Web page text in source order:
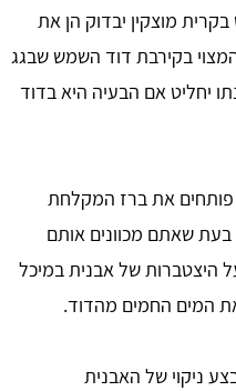
מוצקין יבדוק הן את
בקירבת דוד השמש שבגג
יחליט אם הבעיה היא בדוד
את ברז המקלחת
בעת שאתם מכוונים אותם
היצטברות של אבנית במיכל
את המים החמים מהדוד.
ניקוי של האבנית